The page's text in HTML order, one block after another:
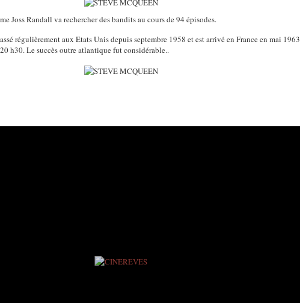
Joss Randall va rechercher des bandits au cours de 94 épisodes.
régulièrement aux Etats Unis depuis septembre 1958 et est arrivé en France en mai 1963
h30. Le succès outre atlantique fut considérable..